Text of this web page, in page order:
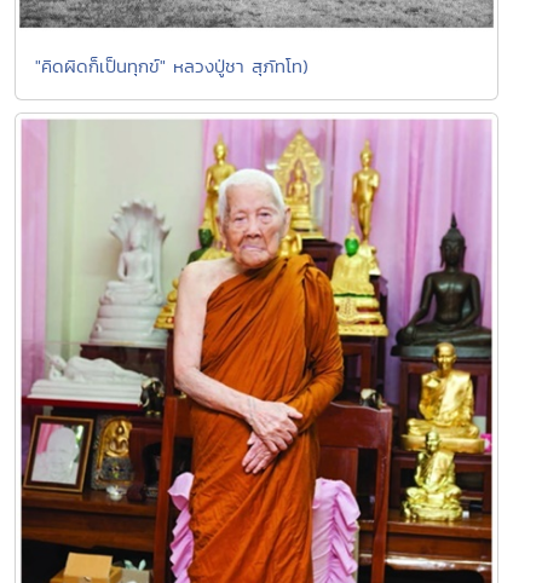
"คิดผิดก็เป็นทุกข์" หลวงปู่ชา สุภัทโท)